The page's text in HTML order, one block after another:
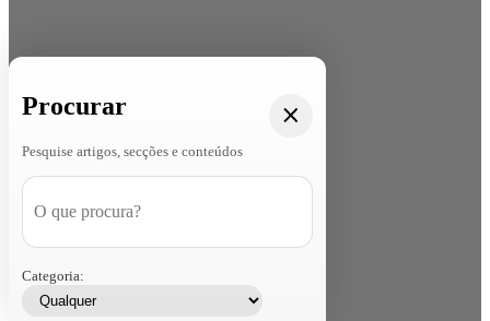
Procurar
Pesquise artigos, secções e conteúdos
Categoria: